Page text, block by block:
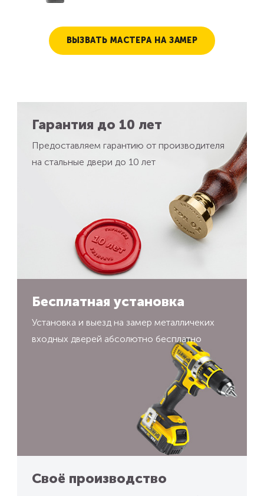
ВЫЗВАТЬ МАСТЕРА НА ЗАМЕР
Гарантия до 10 лет
Предоставляем гарантию от производителя
на стальные двери до 10 лет
Бесплатная установка
Установка и выезд на замер металличеких
входных дверей абсолютно бесплатно
Своё производство